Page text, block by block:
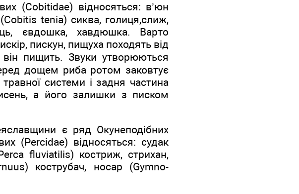
(Cobitidae) відносяться: в’юн
tenia) сиква, голиця,слиж,
євдошка, хавдюшка. Варто
пискун, пищуха походять від
пищить. Звуки утворюються
дощем риба ротом заковтує
системи і задня частина
а його залишки з писком
є ряд Окунеподібних
(Percidae) відносяться: судак
fluviatilis) костриж, стрихан,
кострубач, носар (Gymno-